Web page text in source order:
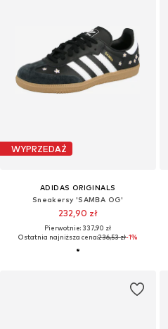
WYPRZEDAŻ
ADIDAS ORIGINALS
Sneakersy 'SAMBA OG'
232,90 zł
Pierwotnie: 337,90 zł
Ostatnia najniższa cena:236,53 zł-1%